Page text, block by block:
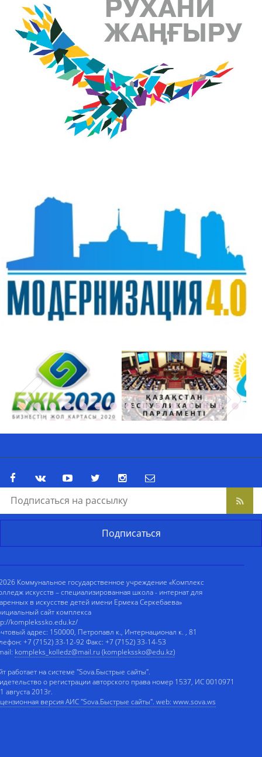
Коммунальное государственное учреждение «Комплекс
искусств – специализированная школа - интернат для
в искусстве детей имени Ермека Серкебаева»
сайт комплекса
komplekssko.edu.kz/
адрес: 150000, Петропавл к., Интернационал к. , 81
+7 (7152) 33-12-92 Факс: +7 (7152) 33-14-53
kompleks_kolledz@mail.ru (komplekssko@edu.kz)
работает на системе "Sova.Быстрые сайты".
о регистрации авторского права номер 1537, ИС 0010971
августа 2013г.
версия АИС "Sova.Быстрые сайты". web: www.sova.ws